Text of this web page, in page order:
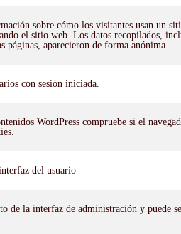
sobre cómo los visitantes usan un
el sitio web. Los datos recopilados,
páginas, aparecieron de forma anónima.
con sesión iniciada.
WordPress compruebe si el
del usuario
de la interfaz de administración y puede